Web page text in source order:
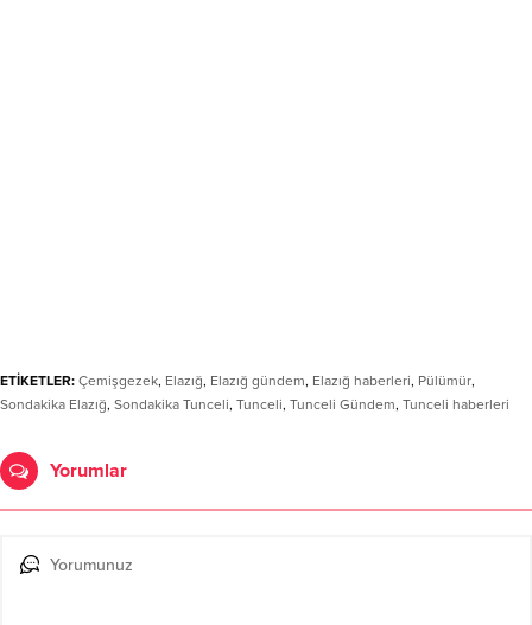
ETİKETLER: Çemişgezek, Elazığ, Elazığ gündem, Elazığ haberleri, Pülümür,
Sondakika Elazığ, Sondakika Tunceli, Tunceli, Tunceli Gündem, Tunceli haberleri
Yorumlar